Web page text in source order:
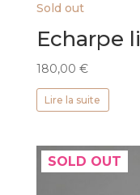
Sold out
Echarpe
180,00 €
Lire la suite
SOLD OUT